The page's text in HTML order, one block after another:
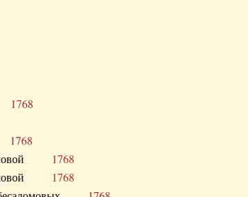
1768
1768
1768
1768